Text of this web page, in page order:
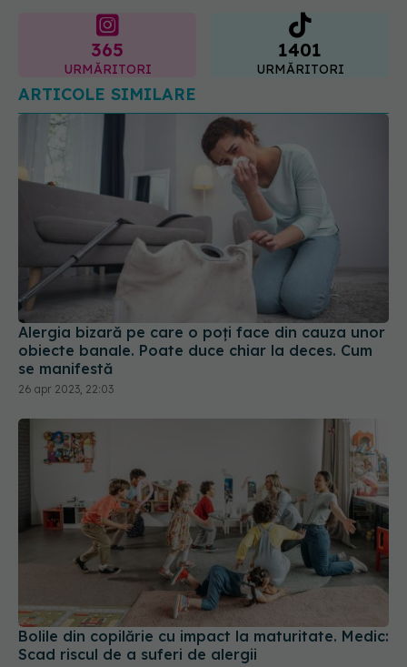
365
URMĂRITORI
1401
URMĂRITORI
ARTICOLE SIMILARE
Alergia bizară pe care o poți face din cauza unor
obiecte banale. Poate duce chiar la deces. Cum
se manifestă
26 apr 2023, 22:03
Bolile din copilărie cu impact la maturitate. Medic:
Scad riscul de a suferi de alergii